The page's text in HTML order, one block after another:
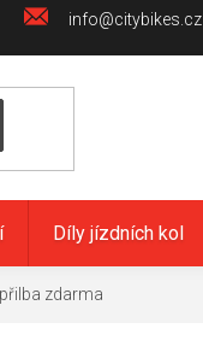
info@citybikes.cz
Díly jízdních kol
zdarma